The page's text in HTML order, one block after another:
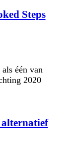
Steps
één van
2020